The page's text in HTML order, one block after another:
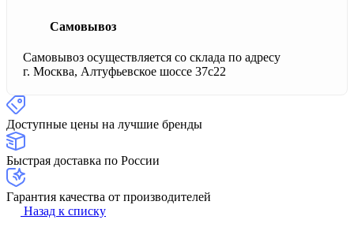
Самовывоз
Самовывоз осуществляется со склада по адресу
г. Москва, Алтуфьевское шоссе 37с22
Доступные цены на лучшие бренды
Быстрая доставка по России
Гарантия качества от производителей
Назад к списку